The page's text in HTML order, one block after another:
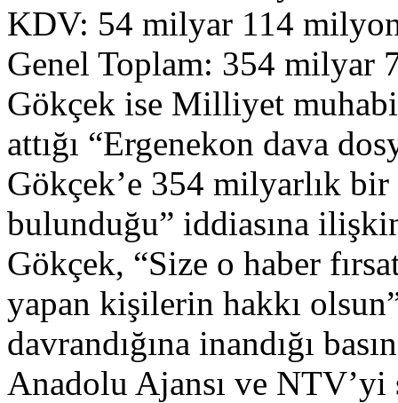
KDV: 54 milyar 114
Genel Toplam: 354 milyar
Gökçek ise Milliyet
attığı “Ergenekon dava
Gökçek’e 354 milyarlık
bulunduğu” iddiasına
Gökçek, “Size o haber
yapan kişilerin hakkı
davrandığına inandığı
Anadolu Ajansı ve NTV’yi